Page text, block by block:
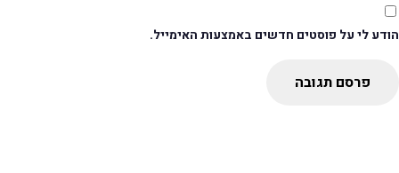
לי על פוסטים חדשים באמצעות האימייל.
פרסם תגובה